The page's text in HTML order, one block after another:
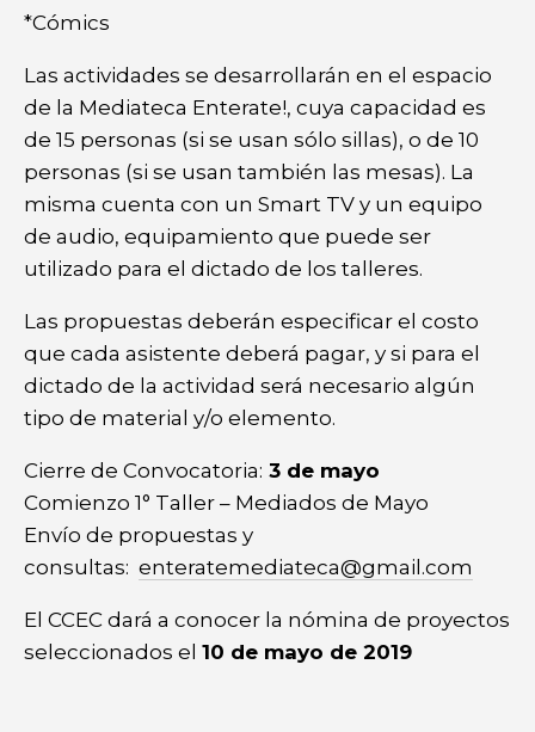
*Cómics
Las actividades se desarrollarán en el espacio
de la Mediateca Enterate!, cuya capacidad es
de 15 personas (si se usan sólo sillas), o de 10
personas (si se usan también las mesas). La
misma cuenta con un Smart TV y un equipo
de audio, equipamiento que puede ser
utilizado para el dictado de los talleres.
Las propuestas deberán especificar el costo
que cada asistente deberá pagar, y si para el
dictado de la actividad será necesario algún
tipo de material y/o elemento.
Cierre de Convocatoria: 3 de mayo
Comienzo 1° Taller – Mediados de Mayo
Envío de propuestas y
consultas: enteratemediateca@gmail.com
El CCEC dará a conocer la nómina de proyectos
seleccionados el 10 de mayo de 2019